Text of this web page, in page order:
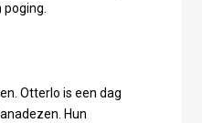
poging.
Otterlo is een dag
Hun